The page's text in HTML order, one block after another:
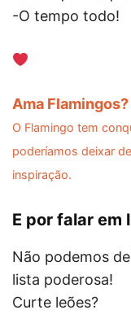
-O tempo todo!
Ama
O Flamingo tem
poderíamos deixar
inspiração.
E por falar em
Não podemos
lista poderosa!
Curte leões?